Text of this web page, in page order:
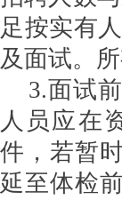
足按实有
及面试。
3.面试
人员应在
件，若暂
延至体检